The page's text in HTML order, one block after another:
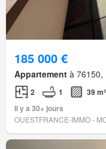
185 000 €
Appartement à 76150,
2 1
39 m²
Il y a 30+ jours
OUESTFRANCE-IMMO -